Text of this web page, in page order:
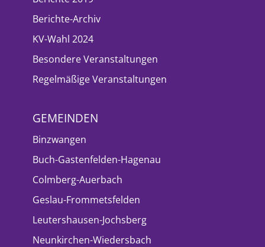
Berichte-Archiv
KV-Wahl 2024
Besondere Veranstaltungen
Regelmäßige Veranstaltungen
GEMEINDEN
Binzwangen
Buch-Gastenfelden-Hagenau
Colmberg-Auerbach
Geslau-Frommetsfelden
Leutershausen-Jochsberg
Neunkirchen-Wiedersbach